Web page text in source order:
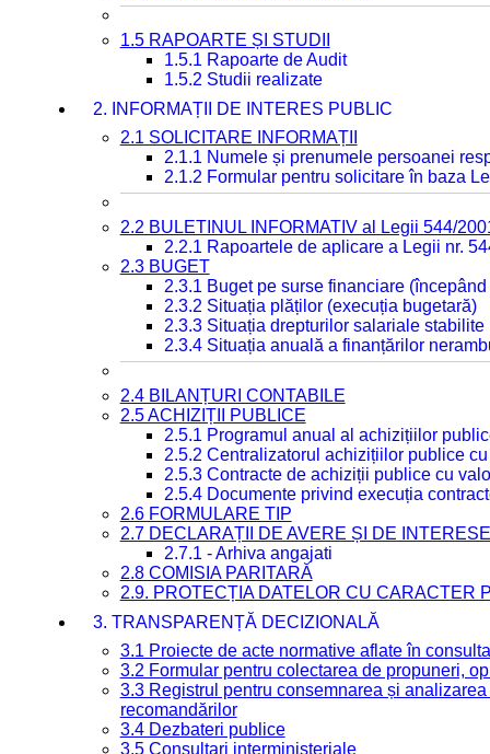
1.5 RAPOARTE ȘI STUDII
1.5.1 Rapoarte de Audit
1.5.2 Studii realizate
2. INFORMAȚII DE INTERES PUBLIC
2.1 SOLICITARE INFORMAȚII
2.1.1 Numele și prenumele persoanei
2.1.2 Formular pentru solicitare în baza
2.2 BULETINUL INFORMATIV al Legii 544/
2.2.1 Rapoartele de aplicare a Legii nr.
2.3 BUGET
2.3.1 Buget pe surse financiare
2.3.2 Situația plăților (execuția bugetară)
2.3.3 Situația drepturilor salariale
2.3.4 Situația anuală a finanțărilor
2.4 BILANȚURI CONTABILE
2.5 ACHIZIȚII PUBLICE
2.5.1 Programul anual al achizițiilor
2.5.2 Centralizatorul achizițiilor publice
2.5.3 Contracte de achiziții publice cu
2.5.4 Documente privind execuția
2.6 FORMULARE TIP
2.7 DECLARAȚII DE AVERE ȘI DE INTERESE
2.7.1 - Arhiva angajati
2.8 COMISIA PARITARĂ
2.9. PROTECȚIA DATELOR CU CARACTER
3. TRANSPARENȚĂ DECIZIONALĂ
3.1 Proiecte de acte normative aflate în
3.2 Formular pentru colectarea de propuneri,
3.3 Registrul pentru consemnarea și
recomandărilor
3.4 Dezbateri publice
3.5 Consultari interministeriale